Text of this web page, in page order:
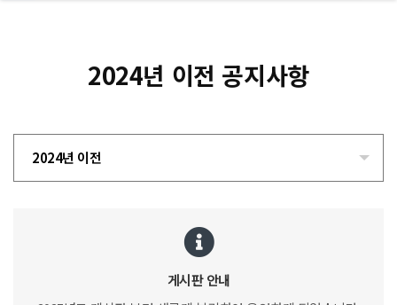
2024년 이전 공지사항
2024년 이전
게시판 안내